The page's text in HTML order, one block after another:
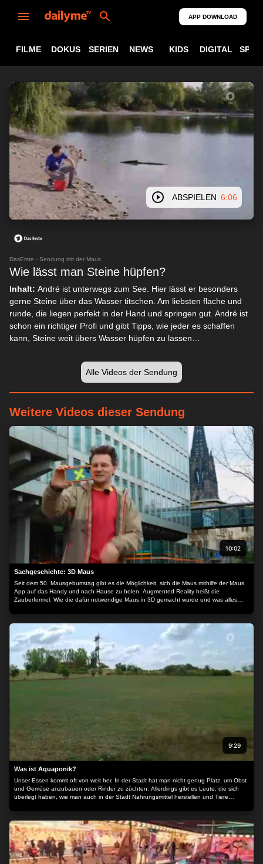
APP DOWNLOAD
FILME DOKUS SERIEN NEWS KIDS DIGITAL
ABSPIELEN 6:06
DasErste - Sendung mit der Maus
Wie lässt man Steine hüpfen?
Inhalt: André ist unterwegs zum See. Hier lässt er besonders
gerne Steine über das Wasser titschen. Am liebsten flache und
runde, die liegen perfekt in der Hand und springen gut. André ist
schon ein richtiger Profi und gibt Tipps, wie jeder es schaffen
kann, Steine weit übers Wasser hüpfen zu lassen…
Alle Videos der Sendung
Weitere Videos dieser Sendung
10:02
Sachgeschichte: 3D Maus
Seit dem 50. Mausgeburtstag gibt es die Möglichkeit, sich die Maus mithilfe der Maus
App auf das Handy und nach Hause zu holen. Augmented Reality heißt die
Zauberformel. Wie die dafür notwendige Maus in 3D gemacht wurde und was alles
9:29
Was ist Aquaponik?
Unser Essen kommt oft von weit her. In der Stadt hat man nicht genug Platz, um Obst
und Gemüse anzubauen oder Rinder zu züchten. Allerdings gibt es Leute, die sich
überlegt haben, wie man auch in der Stadt Nahrungsmittel herstellen und Tiere